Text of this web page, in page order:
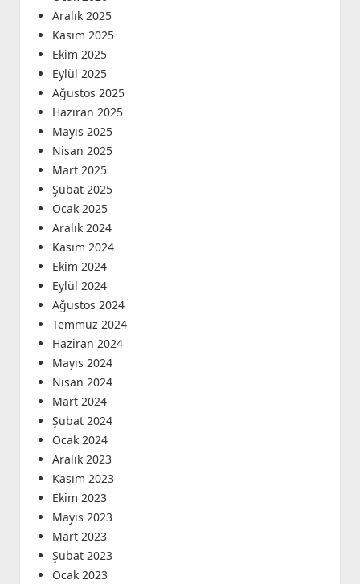
Aralık 2025
Kasım 2025
Ekim 2025
Eylül 2025
Ağustos 2025
Haziran 2025
Mayıs 2025
Nisan 2025
Mart 2025
Şubat 2025
Ocak 2025
Aralık 2024
Kasım 2024
Ekim 2024
Eylül 2024
Ağustos 2024
Temmuz 2024
Haziran 2024
Mayıs 2024
Nisan 2024
Mart 2024
Şubat 2024
Ocak 2024
Aralık 2023
Kasım 2023
Ekim 2023
Mayıs 2023
Mart 2023
Şubat 2023
Ocak 2023